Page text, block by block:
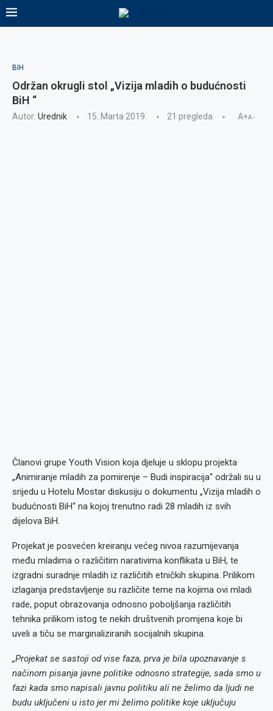
BIH
Održan okrugli stol „Vizija mladih o budućnosti
BiH “
Autor: Urednik 15. Marta 2019. 21 pregleda A+A-
Članovi grupe Youth Vision koja djeluje u sklopu projekta
„Animiranje mladih za pomirenje – Budi inspiracija“ održali su u
srijedu u Hotelu Mostar diskusiju o dokumentu „Vizija mladih o
budućnosti BiH“ na kojoj trenutno radi 28 mladih iz svih
dijelova BiH.
Projekat je posvećen kreiranju većeg nivoa razumijevanja
među mladima o različitim narativima konflikata u BiH, te
izgradni suradnje mladih iz različitih etničkih skupina. Prilikom
izlaganja predstavljenje su različite teme na kojima ovi mladi
rade, poput obrazovanja odnosno poboljšanja različitih
tehnika prilikom istog te nekih društvenih promjena koje bi
uveli a tiču se marginaliziranih socijalnih skupina.
„Projekat se sastoji od vise faza, prva je bila upoznavanje s
načinom pisanja javne politike odnosno strategije, sada smo u
fazi kada smo napisali javnu politiku ali ne želimo da ljudi ne
budu uključeni u isto jer mi želimo politike koje uključuju